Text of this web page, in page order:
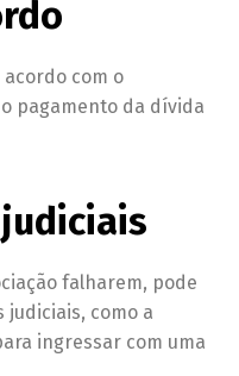
acordo com o
pagamento da dívida
falharem, pode
como a
ingressar com uma